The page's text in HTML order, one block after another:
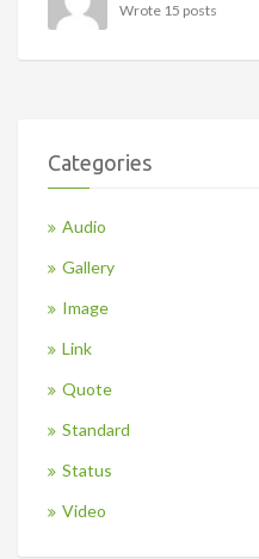
Wrote 15 posts
Categories
Audio
Gallery
Image
Link
Quote
Standard
Status
Video